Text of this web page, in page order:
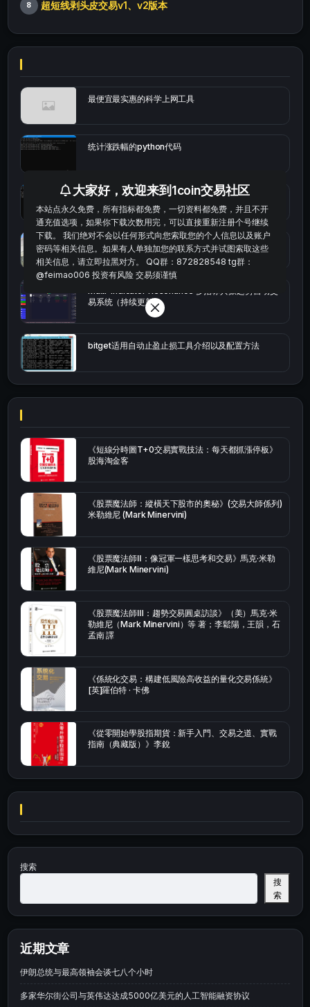
8 超短线剥头皮交易v1、v2版本
最便宜最实惠的科学上网工具
统计涨跌幅的python代码
okx的短线量化的免费版本
bybit安卓端
易系统（持续更新）
bitget适用自动止盈止损工具介绍以及配置方法
《短線分時圖T+0交易實戰技法：每天都抓漲停板》
股海淘金客
《股票魔法師：縱橫天下股市的奧秘》(交易大師係列)
米勒維尼 (Mark Minervini)
《股票魔法師Ⅱ：像冠軍一樣思考和交易》馬克·米勒
維尼(Mark Minervini)
《股票魔法師Ⅲ：趨勢交易圓桌訪談》（美）馬克·米
勒維尼（Mark Minervini）等 著；李鬆陽，王韻，石
孟南 譯
《係統化交易：構建低風險高收益的量化交易係統》
[英]羅伯特 · 卡佛
《從零開始學股指期貨：新手入門、交易之道、實戰
指南（典藏版）》李銳
搜索
搜
索
近期文章
伊朗总统与最高领袖会谈七八个小时
多家华尔街公司与英伟达达成5000亿美元的人工智能融资协议
大家好，欢迎来到1coin交易社区
本站点永久免费，所有指标都免费，一切资料都免费，并且不开
通充值选项，如果你下载次数用完，可以直接重新注册个号继续
下载。 我们绝对不会以任何形式向您索取您的个人信息以及账户
密码等相关信息。如果有人单独加您的联系方式并试图索取这些
相关信息，请立即拉黑对方。 QQ群：872828548 tg群：
@feimao006 投资有风险 交易须谨慎